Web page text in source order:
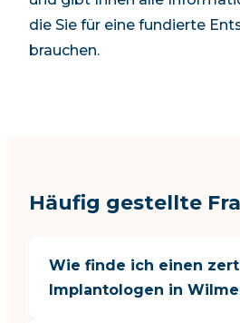
die Sie für eine fundierte
brauchen.
Häufig gestellte
Wie finde ich einen
Implantologen in